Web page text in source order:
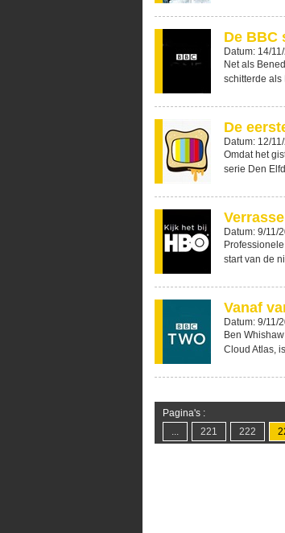
De BBC
Datum: 14/
Net als
schitterde als
De
Datum: 12/
Omdat het
serie Den
Datum: 9/11/
start van de
Vanaf
Datum: 9/11/
Ben
Cloud Atlas,
Pagina's :
...
221 222